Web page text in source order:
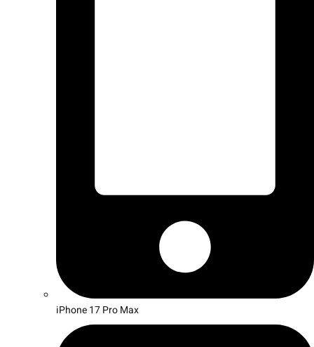
iPhone 17 Pro Max